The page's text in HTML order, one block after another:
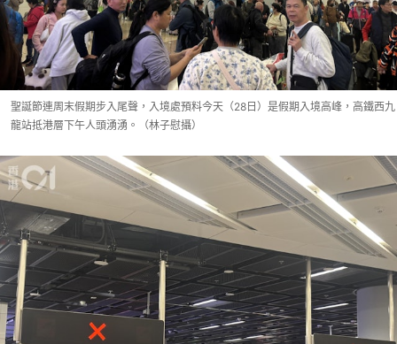
聖誕節連周末假期步入尾聲，入境處預料今天（28日）是假期入境高峰，高鐵西九
龍站抵港層下午人頭湧湧。（林子慰攝）